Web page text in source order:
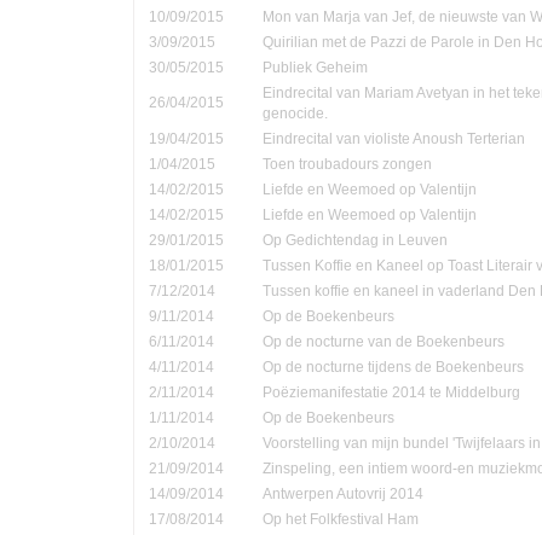
10/09/2015
Mon van Marja van Jef, de nieuwste van
3/09/2015
Quirilian met de Pazzi de Parole in Den
30/05/2015
Publiek Geheim
26/04/2015
Eindrecital van Mariam Avetyan in het
genocide.
19/04/2015
Eindrecital van violiste Anoush Terterian
1/04/2015
Toen troubadours zongen
14/02/2015
Liefde en Weemoed op Valentijn
14/02/2015
Liefde en Weemoed op Valentijn
29/01/2015
Op Gedichtendag in Leuven
18/01/2015
Tussen Koffie en Kaneel op Toast Literair
7/12/2014
Tussen koffie en kaneel in vaderland Den
9/11/2014
Op de Boekenbeurs
6/11/2014
Op de nocturne van de Boekenbeurs
4/11/2014
Op de nocturne tijdens de Boekenbeurs
2/11/2014
Poëziemanifestatie 2014 te Middelburg
1/11/2014
Op de Boekenbeurs
2/10/2014
Voorstelling van mijn bundel 'Twijfelaars
21/09/2014
Zinspeling, een intiem woord-en
14/09/2014
Antwerpen Autovrij 2014
17/08/2014
Op het Folkfestival Ham